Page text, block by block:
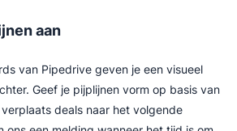
aan
van Pipedrive geven je een visueel
Geef je pijplijnen vorm op basis van
deals naar het volgende